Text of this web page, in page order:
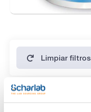
Limpiar filtros
Características